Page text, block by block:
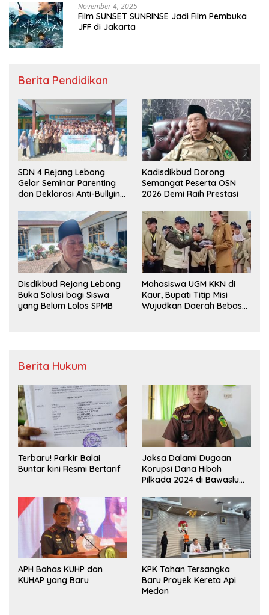
November 4, 2025
Film SUNSET SUNRINSE Jadi Film Pembuka
JFF di Jakarta
Berita Pendidikan
SDN 4 Rejang Lebong
Gelar Seminar Parenting
dan Deklarasi Anti-Bullying,
Kadisdikbud Dorong
Semangat Peserta OSN
2026 Demi Raih Prestasi
Disdikbud Rejang Lebong
Buka Solusi bagi Siswa
yang Belum Lolos SPMB
Mahasiswa UGM KKN di
Kaur, Bupati Titip Misi
Wujudkan Daerah Bebas
Berita Hukum
Terbaru! Parkir Balai
Buntar kini Resmi Bertarif
Jaksa Dalami Dugaan
Korupsi Dana Hibah
Pilkada 2024 di Bawaslu
APH Bahas KUHP dan
KUHAP yang Baru
KPK Tahan Tersangka
Baru Proyek Kereta Api
Medan